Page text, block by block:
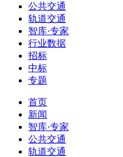
公共交通
轨道交通
智库·专家
行业数据
招标
中标
专题
首页
新闻
智库·专家
公共交通
轨道交通